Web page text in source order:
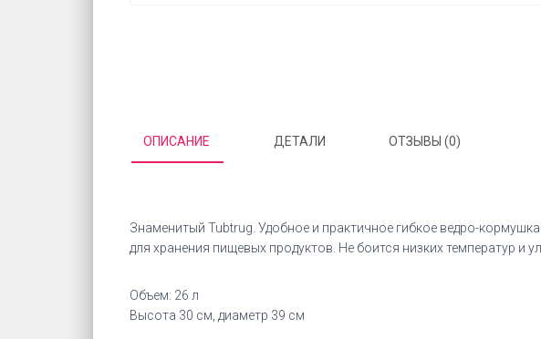
ОПИСАНИЕ ДЕТАЛИ ОТЗЫВЫ (0)
Знаменитый Tubtrug. Удобное и практичное гибкое ведро-
для хранения пищевых продуктов. Не боится низких температур и
Объем: 26 л
Высота 30 см, диаметр 39 см